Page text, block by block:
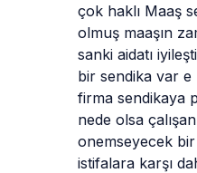
çok haklı Maaş
olmuş maaşın
sanki aidatı
bir sendika var e
firma sendikaya
nede olsa
onemseyecek
istifalara karşı